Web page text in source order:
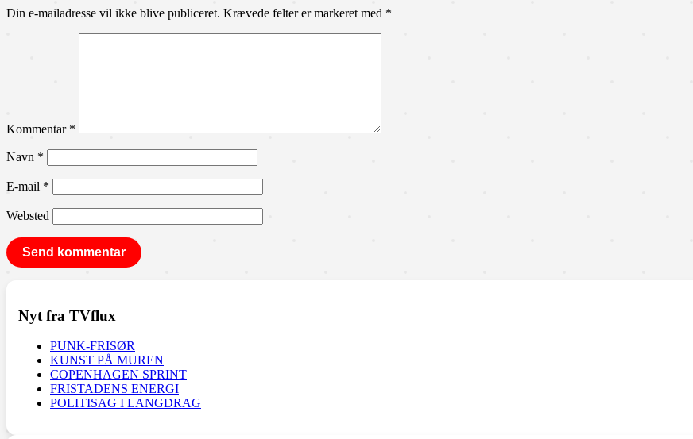
Din e-mailadresse vil ikke blive publiceret. Krævede felter er markeret med *
Kommentar *
Navn *
E-mail *
Websted
Nyt fra TVflux
PUNK-FRISØR
KUNST PÅ MUREN
COPENHAGEN SPRINT
FRISTADENS ENERGI
POLITISAG I LANGDRAG